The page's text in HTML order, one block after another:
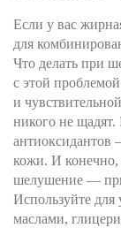
Если у вас
для
Что делать при
с этой
и
никого не
кожи. И конечно,
шелушение —
Используйте для
маслами,